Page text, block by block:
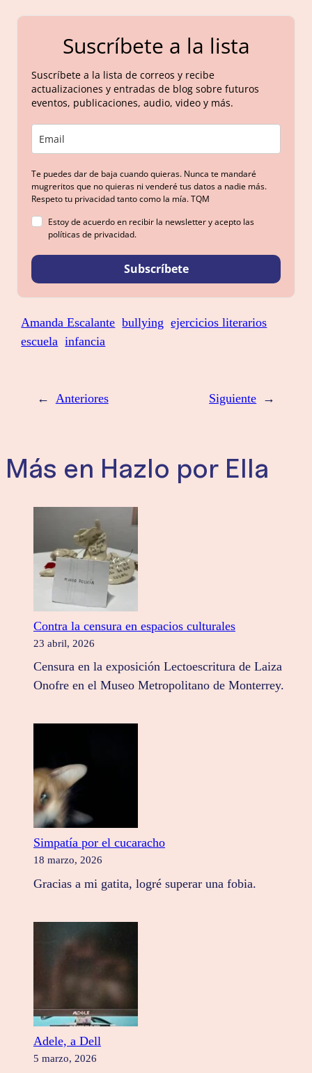
Suscríbete a la lista
Suscríbete a la lista de correos y recibe
actualizaciones y entradas de blog sobre futuros
eventos, publicaciones, audio, video y más.
Te puedes dar de baja cuando quieras. Nunca te mandaré
mugreritos que no quieras ni venderé tus datos a nadie más.
Respeto tu privacidad tanto como la mía. TQM
Estoy de acuerdo en recibir la newsletter y acepto las
políticas de privacidad.
Subscríbete
Amanda Escalante bullying ejercicios literarios
escuela infancia
← Anteriores Siguiente →
Más en Hazlo por Ella
Contra la censura en espacios culturales
23 abril, 2026
Censura en la exposición Lectoescritura de Laiza
Onofre en el Museo Metropolitano de Monterrey.
Simpatía por el cucaracho
18 marzo, 2026
Gracias a mi gatita, logré superar una fobia.
Adele, a Dell
5 marzo, 2026